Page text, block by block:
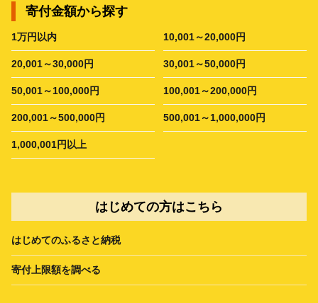
寄付金額から探す
1万円以内 10,001～20,000円
20,001～30,000円 30,001～50,000円
50,001～100,000円 100,001～200,000円
200,001～500,000円 500,001～1,000,000円
1,000,001円以上
はじめての方はこちら
はじめてのふるさと納税
寄付上限額を調べる